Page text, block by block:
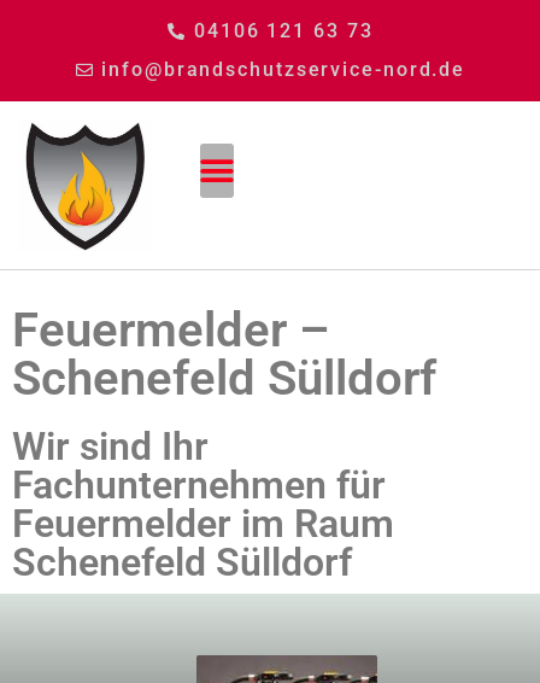
04106 121 63 73
info@brandschutzservice-nord.de
Feuermelder –
Schenefeld Sülldorf
Wir sind Ihr
Fachunternehmen für
Feuermelder im Raum
Schenefeld Sülldorf